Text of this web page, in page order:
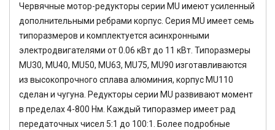
Червячные мотор-редукторы серии MU имеют усиленный
дополнительными ребрами корпус. Серия MU имеет семь
типоразмеров и комплектуется асинхронными
электродвигателями от 0.06 кВт до 11 кВт. Типоразмеры
MU30, MU40, MU50, MU63, MU75, MU90 изготавливаются
из высокопрочного сплава алюминия, корпус MU110
сделан и чугуна. Редукторы серии MU развивают момент
в пределах 4-800 Нм. Каждый типоразмер имеет рад
передаточных чисел 5:1 до 100:1. Более подробные